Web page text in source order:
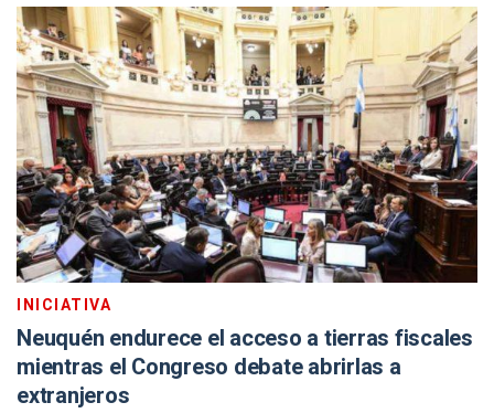
INICIATIVA
Neuquén endurece el acceso a tierras fiscales
mientras el Congreso debate abrirlas a
extranjeros